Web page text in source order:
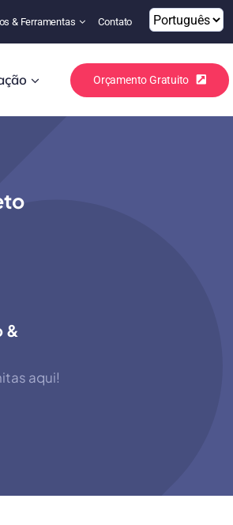
& Ferramentas Contato
Orçamento Gratuito
&
aqui!